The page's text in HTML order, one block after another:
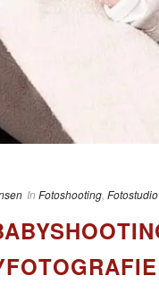
In Fotoshooting Fotostudio